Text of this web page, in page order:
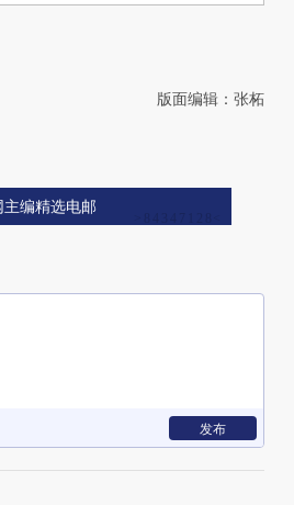
版面编辑：张柘
主编精选电邮
发布